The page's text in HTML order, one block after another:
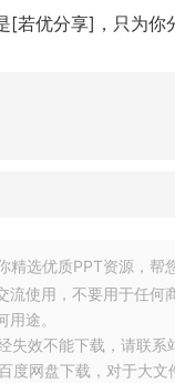
若优分享]，只为你
精选优质PPT资源，帮
流使用，不要用于任
途。
失效不能下载，请联系
度网盘下载，对于大文